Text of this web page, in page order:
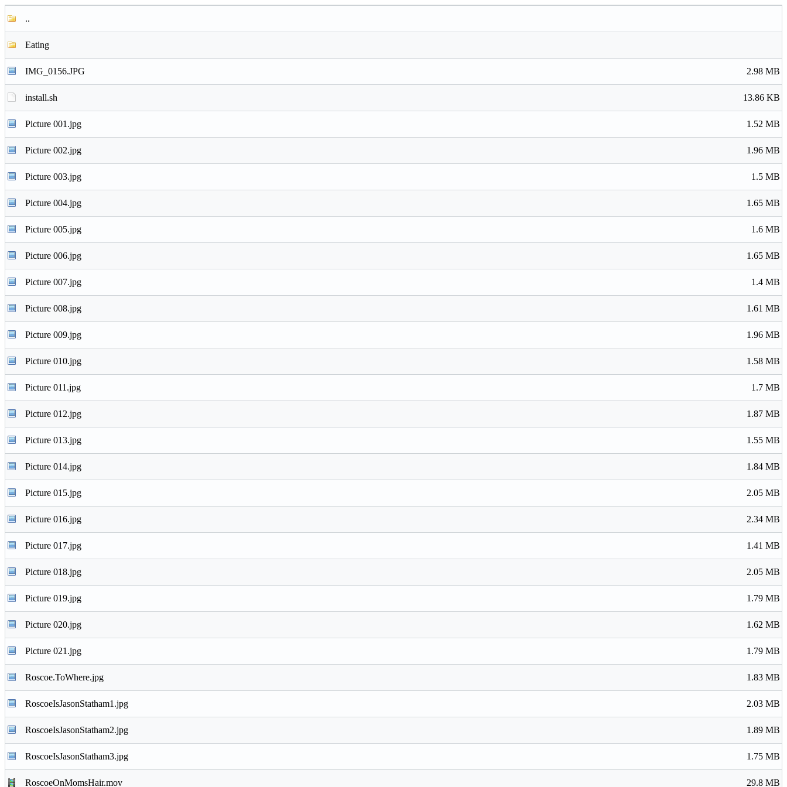
..
Eating
IMG_0156.JPG 2.98 MB
install.sh 13.86 KB
Picture 001.jpg 1.52 MB
Picture 002.jpg 1.96 MB
Picture 003.jpg 1.5 MB
Picture 004.jpg 1.65 MB
Picture 005.jpg 1.6 MB
Picture 006.jpg 1.65 MB
Picture 007.jpg 1.4 MB
Picture 008.jpg 1.61 MB
Picture 009.jpg 1.96 MB
Picture 010.jpg 1.58 MB
Picture 011.jpg 1.7 MB
Picture 012.jpg 1.87 MB
Picture 013.jpg 1.55 MB
Picture 014.jpg 1.84 MB
Picture 015.jpg 2.05 MB
Picture 016.jpg 2.34 MB
Picture 017.jpg 1.41 MB
Picture 018.jpg 2.05 MB
Picture 019.jpg 1.79 MB
Picture 020.jpg 1.62 MB
Picture 021.jpg 1.79 MB
Roscoe.ToWhere.jpg 1.83 MB
RoscoeIsJasonStatham1.jpg 2.03 MB
RoscoeIsJasonStatham2.jpg 1.89 MB
RoscoeIsJasonStatham3.jpg 1.75 MB
RoscoeOnMomsHair.mov 29.8 MB